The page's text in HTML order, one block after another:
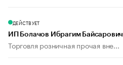
ДЕЙСТВУЕТ
ИП Болачов Ибрагим Байсарович
Торговля розничная прочая вне...